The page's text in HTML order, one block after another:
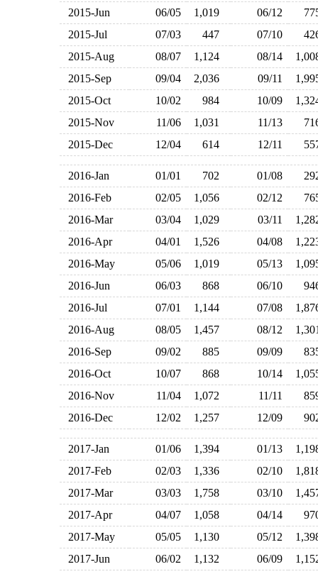
2015-Jun
06/05 1,019 06/12
2015-Jul
07/03 447 07/10
2015-Aug
08/07 1,124 08/14
2015-Sep
09/04 2,036 09/11
2015-Oct
10/02 984 10/09
2015-Nov
11/06 1,031 11/13
2015-Dec
12/04 614 12/11
2016-Jan 01/01 702 01/08
2016-Feb
02/05 1,056 02/12
2016-Mar
03/04 1,029 03/11
2016-Apr
04/01 1,526 04/08
2016-May
05/06 1,019 05/13
2016-Jun
06/03 868 06/10
2016-Jul
07/01 1,144 07/08
2016-Aug
08/05 1,457 08/12
2016-Sep
09/02 885 09/09
2016-Oct
10/07 868 10/14
2016-Nov
11/04 1,072 11/11
2016-Dec
12/02 1,257 12/09
2017-Jan 01/06 1,394 01/13
2017-Feb
02/03 1,336 02/10
2017-Mar
03/03 1,758 03/10
2017-Apr
04/07 1,058 04/14
2017-May
05/05 1,130 05/12
2017-Jun
06/02 1,132 06/09